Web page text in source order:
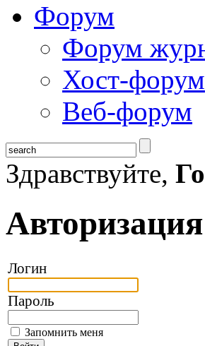
Форум
Форум
Хост-форум
Веб-форум
Здравствуйте,
Авторизация
Логин
Пароль
Запомнить меня